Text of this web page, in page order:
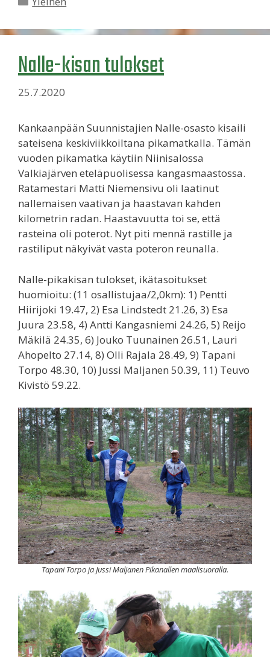
Nalle-kisan tulokset
25.7.2020
Kankaanpään Suunnistajien Nalle-osasto kisaili
sateisena keskiviikkoiltana pikamatkalla. Tämän
vuoden pikamatka käytiin Niinisalossa
Valkiajärven eteläpuolisessa kangasmaastossa.
Ratamestari Matti Niemensivu oli laatinut
nallemaisen vaativan ja haastavan kahden
kilometrin radan. Haastavuutta toi se, että
rasteina oli poterot. Nyt piti mennä rastille ja
rastiliput näkyivät vasta poteron reunalla.
Nalle-pikakisan tulokset, ikätasoitukset
huomioitu: (11 osallistujaa/2,0km): 1) Pentti
Hiirijoki 19.47, 2) Esa Lindstedt 21.26, 3) Esa
Juura 23.58, 4) Antti Kangasniemi 24.26, 5) Reijo
Mäkilä 24.35, 6) Jouko Tuunainen 26.51, Lauri
Ahopelto 27.14, 8) Olli Rajala 28.49, 9) Tapani
Torpo 48.30, 10) Jussi Maljanen 50.39, 11) Teuvo
Kivistö 59.22.
Tapani Torpo ja Jussi Maljanen Pikanallen maalisuoralla.